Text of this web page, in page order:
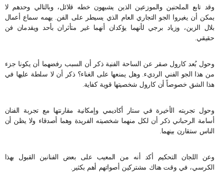
وقد تابع الملحنين والموزعين الذين يشبهون خطه قلائل، وبالتالي وحدهم لا
يمكن أن يغيروا الجو التجاري العام الذي يسيطر على الفن. يهمه سماع أعمال
بلال الزين، وزياد برجي لأنهما يؤكدان أنهما غير متأثران بأحد ويقدمان فن
حقيقي.
وحول بُعد كارول صقر عن الساحة الفنية ذكر أن السبب رفضهما أن يكونا جزء
من هذا الجو الفني الرديء. وهل يمنعها على الغناء؟ ذكر أن لا سلطة عليها في
هذا الشق خصوصاً أن كارول شخصيتها قوية كفاية.
وحول تجربته الأخيرة في ستار أكاديمي وإمكانية مقارنتها مع تجربة الفنان
أسامة الرحباني ذكر أن لكل منهما شخصيته الفريدة وهما أصدقاء ولا يظن أن
الناس ستقارن بينهما.
وعن اللجان التحكيم أكد أنه من المعيب على بعض الفنانين القبول بهذا
الكرسي، في وقت هناك مشتركين أصواتهم أهم بكثير.